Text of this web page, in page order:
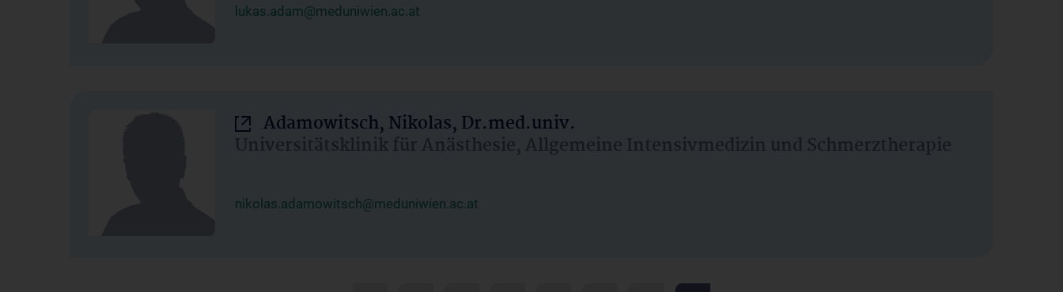
lukas.adam@meduniwien.ac.at
Adamowitsch, Nikolas, Dr.med.univ.
Universitätsklinik für Anästhesie, Allgemeine Intensivmedizin und Schmerztherapie
nikolas.adamowitsch@meduniwien.ac.at